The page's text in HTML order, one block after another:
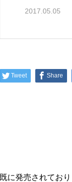
2017.05.05
Tweet Share
既に発売されてお